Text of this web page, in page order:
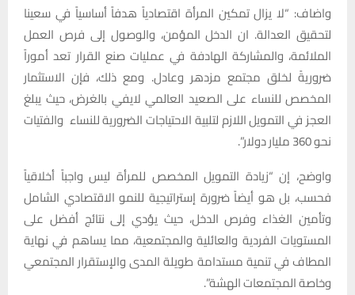
واضاف: “لا يزال تمكين المرأة اقتصادياً هدفاً أساسياً في سعينا
لتحقيق العدالة. ان الدخل المؤمن، والوصول إلى فرص العمل
الملائمة، والمشاركة الهادفة في عمليات صنع القرار تعد أموراً
ضروريةً لخلق مجتمع مزدهر وعادل. ومع ذلك، فإن الاستثمار
المخصص للنساء على الصعيد العالمي لايفي بالغرض، حيث يبلغ
العجز في التمويل اللازم لتلبية الاحتياجات الضرورية للنساء والفتيات
نحو 360 مليار دولار”.
واوضح، إن “زيادة التمويل المخصص للمرأة ليس واجباً أخلاقياً
فحسب، بل هو أيضاً ضرورة إستراتيجية للنمو الاقتصادي الشامل
وتأمين الغذاء وفرص الدخل، حيث يؤدي إلى نتائج أفضل على
المستويات الفردية والعائلية والمجتمعية، مما يساهم في نهاية
المطاف في تنمية مستدامة طويلة المدى والإستقرار المجتمعي
وخاصة المجتمعات الهشة”.